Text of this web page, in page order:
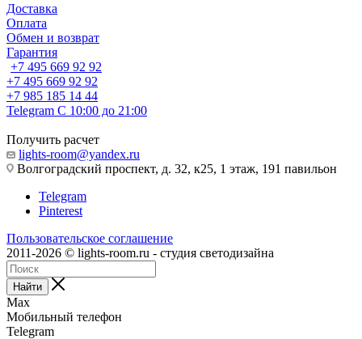
Доставка
Оплата
Обмен и возврат
Гарантия
+7 495 669 92 92
+7 495 669 92 92
+7 985 185 14 44
Telegram С 10:00 до 21:00
Получить расчет
lights-room@yandex.ru
Волгоградский проспект, д. 32, к25, 1 этаж, 191 павильон
Telegram
Pinterest
Пользовательское соглашение
2011-2026 © lights-room.ru - студия светодизайна
Найти
Max
Мобильный телефон
Telegram